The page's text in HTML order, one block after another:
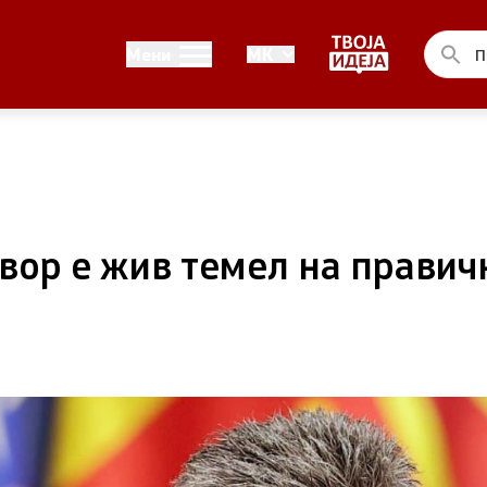
Односи со јавност
е жив темел на